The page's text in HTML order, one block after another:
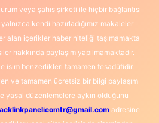
veya şahıs şirketi ile hiçbir bağlantısı
kendi hazırladığımız makaleler
alan içerikler haber niteliği taşımamakta
hakkında paylaşım yapılmamaktadır.
isim benzerlikleri tamamen tesadüfidir.
ve tamamen ücretsiz bir bilgi paylaşım
yasal düzenlemelere aykırı olduğunu
adresine